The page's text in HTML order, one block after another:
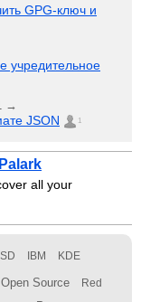
GPG-ключ и
учредительное
→
JSON 1
all your
IBM KDE
Open Source Red